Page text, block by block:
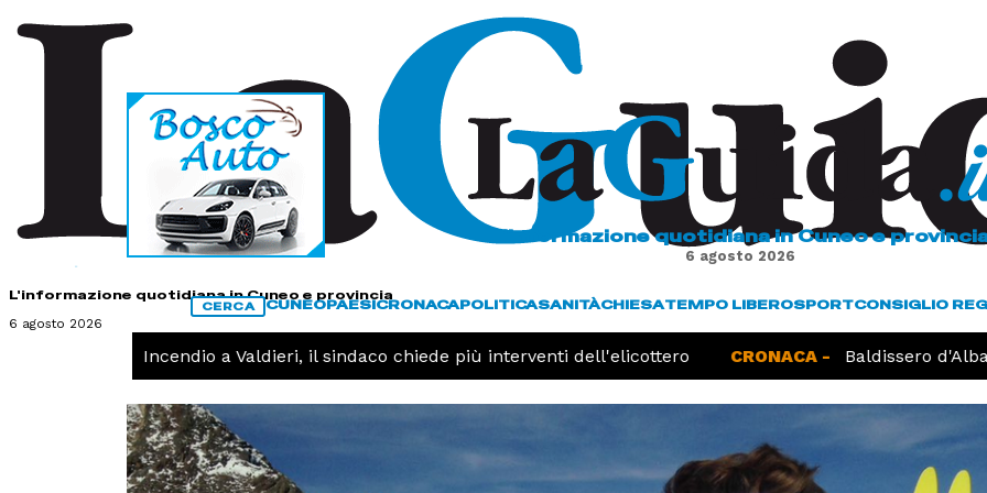
L'informazione quotidiana in Cuneo e provincia
6 agosto 2026
L'informazione quotidiana in Cuneo e
6 agosto 2026
CERCA CUNEOPAESICRONACAPOLITICASANITÀCHIESATEMPO LIBEROSPORTCONSIGLIO
Incendio a Valdieri, il sindaco chiede più interventi dell'elicottero CRONACA - Baldissero d'Alba,